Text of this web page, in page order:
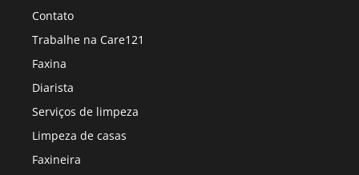
Contato
Trabalhe na Care121
Faxina
Diarista
Serviços de limpeza
Limpeza de casas
Faxineira